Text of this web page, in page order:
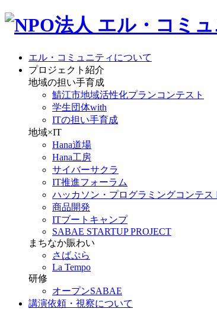
エル・コミュニティについて
プロジェクト紹介
地域の担い手育成
鯖江市地域活性化プランコンテスト
学生団体with
ITの担い手育成
地域×IT
Hana道場
Hana工房
サイバーサクラ
IT推進フォーラム
ハッカソン・プログラミングコンテス
商品開発
ITブートキャンプ
SABAE STARTUP PROJECT
まちなか賑わい
さばぷら
La Tempo
研修
オープンSABAE
講演依頼・視察について